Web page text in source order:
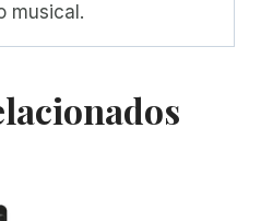
musical.